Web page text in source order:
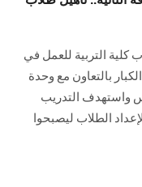
كلية التربية للعمل في
بالتعاون مع وحدة
من 7 إلى 10 أغسطس واستهدف التدريب
الطلاب ليصبحوا